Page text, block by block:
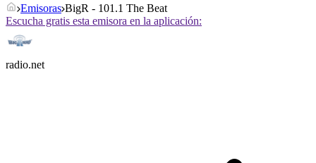
Emisoras BigR - 101.1 The Beat
Escucha gratis esta emisora en la aplicación:
radio.net